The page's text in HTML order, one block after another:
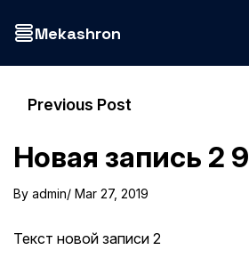
Mekashron
Previous Post
Новая запись 2 9
By admin/ Mar 27, 2019
Текст новой записи 2